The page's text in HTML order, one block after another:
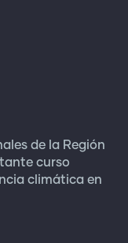
de la Región
curso
climática en